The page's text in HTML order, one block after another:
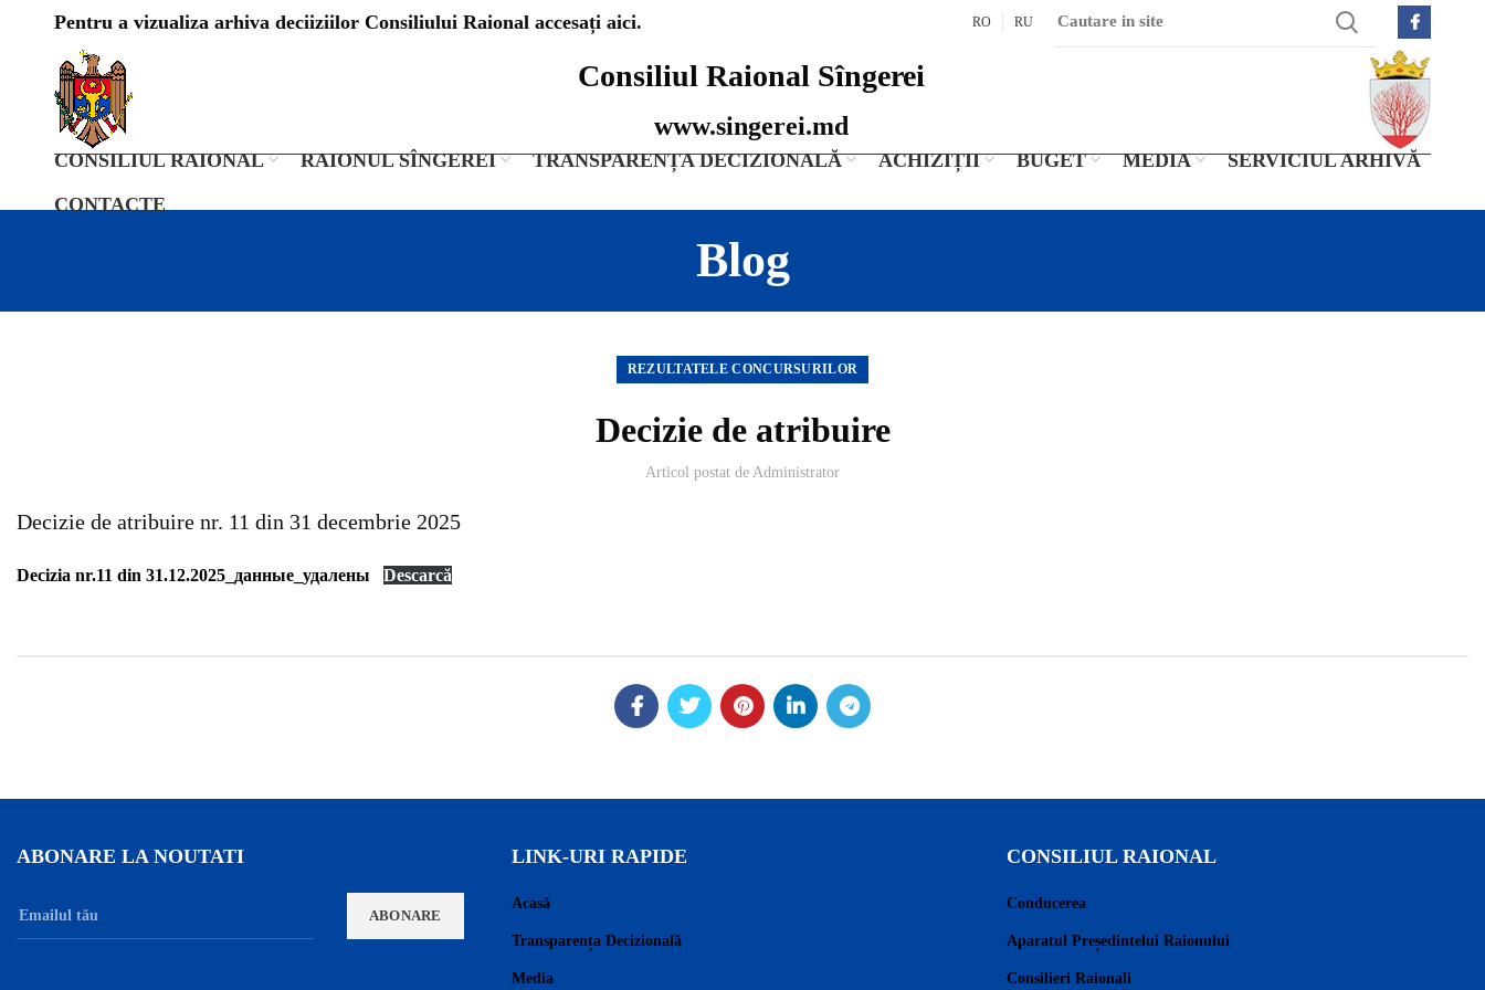
Pentru a vizualiza arhiva deciiziilor Consiliului Raional accesați aici. RO RU
Consiliul Raional Sîngerei
www.singerei.md
CONSILIUL RAIONAL RAIONUL SÎNGEREI TRANSPARENȚA DECIZIONALĂ ACHIZIȚII BUGET MEDIA
SERVICIUL ARHIVĂ
CONTACTE
Blog
REZULTATELE CONCURSURILOR
Decizie de atribuire
Articol postat de Administrator
Decizie de atribuire nr. 11 din 31 decembrie 2025
Decizia nr.11 din 31.12.2025_данные_удалены Descarcă
ABONARE LA NOUTATI LINK-URI RAPIDE
Acasă
Transparența Decizională
Media
CONSILIUL RAIONAL
Conducerea
Aparatul Președintelui Raionului
Consilieri Raionali